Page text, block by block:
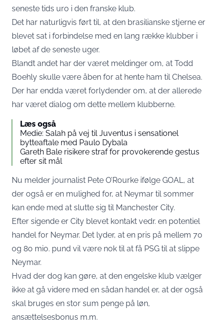
seneste tids uro i den franske klub.
Det har naturligvis ført til, at den brasilianske stjerne er
blevet sat i forbindelse med en lang række klubber i
løbet af de seneste uger.
Blandt andet har der været meldinger om, at Todd
Boehly skulle være åben for at hente ham til Chelsea.
Der har endda været forlydender om, at der allerede
har været dialog om dette mellem klubberne.
Læs også
Medie: Salah på vej til Juventus i sensationel
bytteaftale med Paulo Dybala
Gareth Bale risikere straf for provokerende gestus
efter sit mål
Nu melder journalist Pete O’Rourke ifølge GOAL, at
der også er en mulighed for, at Neymar til sommer
kan ende med at slutte sig til Manchester City.
Efter sigende er City blevet kontakt vedr. en potentiel
handel for Neymar. Det lyder, at en pris på mellem 70
og 80 mio. pund vil være nok til at få PSG til at slippe
Neymar.
Hvad der dog kan gøre, at den engelske klub vælger
ikke at gå videre med en sådan handel er, at der også
skal bruges en stor sum penge på løn,
ansættelsesbonus m.m.